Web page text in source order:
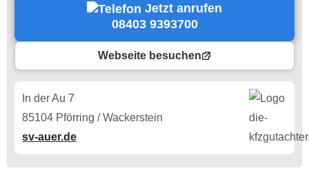
Jetzt anrufen
08403 9393700
Webseite besuchen
In der Au 7
85104 Pförring / Wackerstein
sv-auer.de